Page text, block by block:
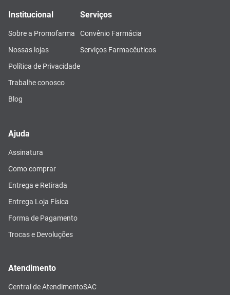
Institucional
Sobre a Promofarma
Nossas lojas
Política de Privacidade
Trabalhe conosco
Blog
Serviços
Convênio Farmácia
Serviços Farmacêuticos
Ajuda
Assinatura
Como comprar
Entrega e Retirada
Entrega Loja Física
Forma de Pagamento
Trocas e Devoluções
Atendimento
Central de AtendimentoSAC